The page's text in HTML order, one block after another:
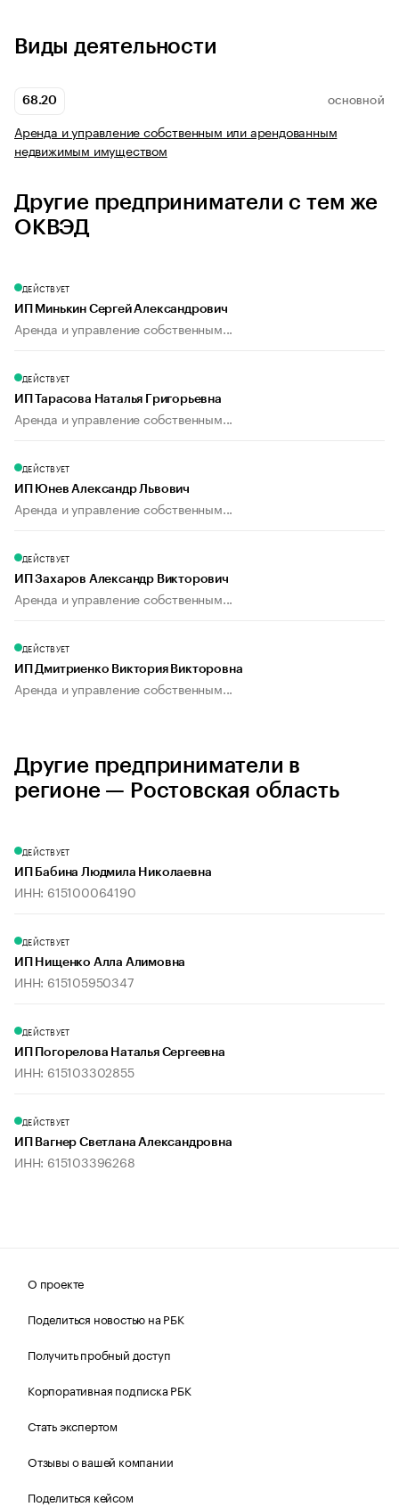
Виды деятельности
68.20 ОСНОВНОЙ
Аренда и управление собственным или арендованным
недвижимым имуществом
Другие предприниматели с тем же
ОКВЭД
ДЕЙСТВУЕТ
ИП Минькин Сергей Александрович
Аренда и управление собственным...
ДЕЙСТВУЕТ
ИП Тарасова Наталья Григорьевна
Аренда и управление собственным...
ДЕЙСТВУЕТ
ИП Юнев Александр Львович
Аренда и управление собственным...
ДЕЙСТВУЕТ
ИП Захаров Александр Викторович
Аренда и управление собственным...
ДЕЙСТВУЕТ
ИП Дмитриенко Виктория Викторовна
Аренда и управление собственным...
Другие предприниматели в
регионе — Ростовская область
ДЕЙСТВУЕТ
ИП Бабина Людмила Николаевна
ИНН: 615100064190
ДЕЙСТВУЕТ
ИП Нищенко Алла Алимовна
ИНН: 615105950347
ДЕЙСТВУЕТ
ИП Погорелова Наталья Сергеевна
ИНН: 615103302855
ДЕЙСТВУЕТ
ИП Вагнер Светлана Александровна
ИНН: 615103396268
О проекте
Поделиться новостью на РБК
Получить пробный доступ
Корпоративная подписка РБК
Стать экспертом
Отзывы о вашей компании
Поделиться кейсом